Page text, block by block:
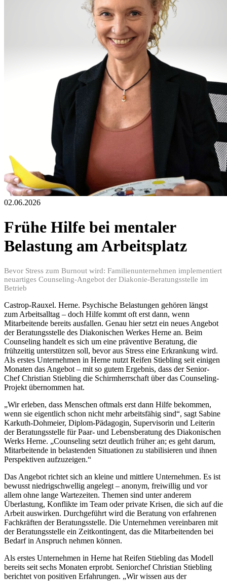
02.06.2026
Frühe Hilfe bei mentaler
Belastung am Arbeitsplatz
Bevor Stress zum Burnout wird: Familienunternehmen implementiert
neuartiges Counseling-Angebot der Diakonie-Beratungsstelle im
Betrieb
Castrop-Rauxel. Herne. Psychische Belastungen gehören längst
zum Arbeitsalltag – doch Hilfe kommt oft erst dann, wenn
Mitarbeitende bereits ausfallen. Genau hier setzt ein neues Angebot
der Beratungsstelle des Diakonischen Werkes Herne an. Beim
Counseling handelt es sich um eine präventive Beratung, die
frühzeitig unterstützen soll, bevor aus Stress eine Erkrankung wird.
Als erstes Unternehmen in Herne nutzt Reifen Stiebling seit einigen
Monaten das Angebot – mit so gutem Ergebnis, dass der Senior-
Chef Christian Stiebling die Schirmherrschaft über das Counseling-
Projekt übernommen hat.
„Wir erleben, dass Menschen oftmals erst dann Hilfe bekommen,
wenn sie eigentlich schon nicht mehr arbeitsfähig sind“, sagt Sabine
Karkuth-Dohmeier, Diplom-Pädagogin, Supervisorin und Leiterin
der Beratungsstelle für Paar- und Lebensberatung des Diakonischen
Werks Herne. „Counseling setzt deutlich früher an; es geht darum,
Mitarbeitende in belastenden Situationen zu stabilisieren und ihnen
Perspektiven aufzuzeigen.“
Das Angebot richtet sich an kleine und mittlere Unternehmen. Es ist
bewusst niedrigschwellig angelegt – anonym, freiwillig und vor
allem ohne lange Wartezeiten. Themen sind unter anderem
Überlastung, Konflikte im Team oder private Krisen, die sich auf die
Arbeit auswirken. Durchgeführt wird die Beratung von erfahrenen
Fachkräften der Beratungsstelle. Die Unternehmen vereinbaren mit
der Beratungsstelle ein Zeitkontingent, das die Mitarbeitenden bei
Bedarf in Anspruch nehmen können.
Als erstes Unternehmen in Herne hat Reifen Stiebling das Modell
bereits seit sechs Monaten erprobt. Seniorchef Christian Stiebling
berichtet von positiven Erfahrungen. „Wir wissen aus der